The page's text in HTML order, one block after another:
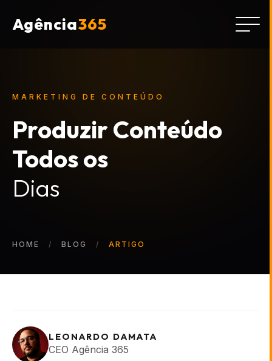
Agência365
MARKETING DE CONTEÚDO
Produzir Conteúdo
Todos os
Dias
HOME BLOG ARTIGO
LEONARDO DAMATA
CEO Agência 365